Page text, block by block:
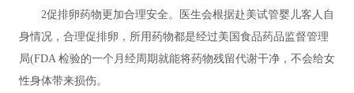
2促排卵药物更加合理安全。医生会根据赴美试管婴儿客人自
身情况，合理促排卵，所用药物都是经过美国食品药品监督管理
局(FDA 检验的一个月经周期就能将药物残留代谢干净，不会给女
性身体带来损伤。